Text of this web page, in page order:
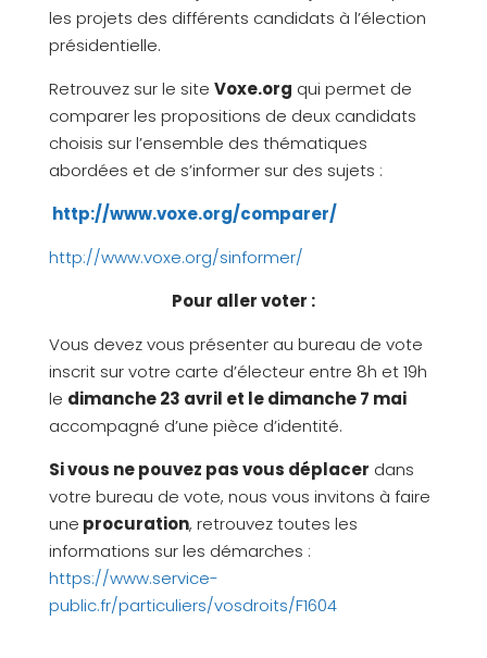
les projets des différents candidats à l’élection
présidentielle.
Retrouvez sur le site Voxe.org qui permet de
comparer les propositions de deux candidats
choisis sur l’ensemble des thématiques
abordées et de s’informer sur des sujets :
http://www.voxe.org/comparer/
http://www.voxe.org/sinformer/
Pour aller voter :
Vous devez vous présenter au bureau de vote
inscrit sur votre carte d’électeur entre 8h et 19h
le dimanche 23 avril et le dimanche 7 mai
accompagné d’une pièce d’identité.
Si vous ne pouvez pas vous déplacer dans
votre bureau de vote, nous vous invitons à faire
une procuration, retrouvez toutes les
informations sur les démarches :
https://www.service-
public.fr/particuliers/vosdroits/F1604